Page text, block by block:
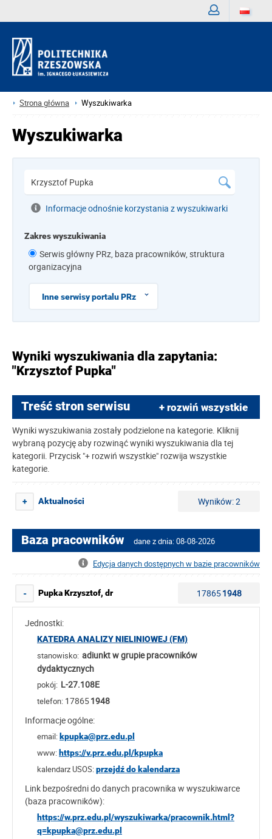
Strona główna Wyszukiwarka
Wyszukiwarka
Informacje odnośnie korzystania z wyszukiwarki
Zakres wyszukiwania
Serwis główny PRz, baza pracowników, struktura
organizacyjna
Inne serwisy portalu PRz
Wyniki wyszukiwania dla zapytania:
"Krzysztof Pupka"
Treść stron serwisu + rozwiń wszystkie
Wyniki wyszukiwania zostały podzielone na kategorie. Kliknij
wybraną pozycję aby rozwinąć wyniki wyszukiwania dla tej
kategorii. Przycisk "+ rozwiń wszystkie" rozwija wszystkie
kategorie.
+ Aktualności Wyników: 2
Baza pracowników dane z dnia: 08-08-2026
Edycja danych dostępnych w bazie pracowników
- Pupka Krzysztof, dr 178651948
Jednostki:
KATEDRA ANALIZY NIELINIOWEJ (FM)
stanowisko: adiunkt w grupie pracowników
dydaktycznych
pokój: L-27.108E
telefon: 178651948
Informacje ogólne:
email: kpupka@prz.edu.pl
www: https://v.prz.edu.pl/kpupka
kalendarz USOS:przejdź do kalendarza
Link bezpośredni do danych pracownika w wyszukiwarce
(baza pracowników):
https://w.prz.edu.pl/wyszukiwarka/pracownik.html?
q=kpupka@prz.edu.pl